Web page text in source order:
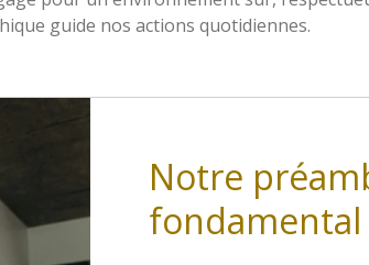
guide nos actions quotidiennes.
Notre
fondamental